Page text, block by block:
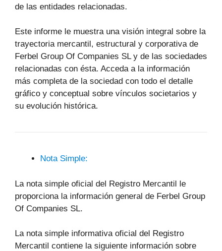
de las entidades relacionadas.
Este informe le muestra una visión integral sobre la
trayectoria mercantil, estructural y corporativa de
Ferbel Group Of Companies SL y de las sociedades
relacionadas con ésta. Acceda a la información
más completa de la sociedad con todo el detalle
gráfico y conceptual sobre vínculos societarios y
su evolución histórica.
Nota Simple:
La nota simple oficial del Registro Mercantil le
proporciona la información general de Ferbel Group
Of Companies SL.
La nota simple informativa oficial del Registro
Mercantil contiene la siguiente información sobre